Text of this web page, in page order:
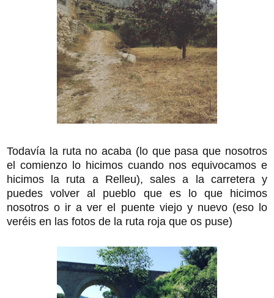
Todavía la ruta no acaba (lo que pasa que nosotros
el comienzo lo hicimos cuando nos equivocamos e
hicimos la ruta a Relleu), sales a la carretera y
puedes volver al pueblo que es lo que hicimos
nosotros o ir a ver el puente viejo y nuevo (eso lo
veréis en las fotos de la ruta roja que os puse)